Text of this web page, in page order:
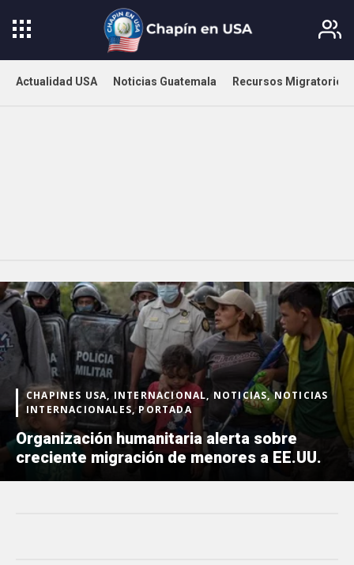
Actualidad USA Noticias Guatemala Recursos Migratorios
CHAPINES USA, INTERNACIONAL, NOTICIAS, NOTICIAS
INTERNACIONALES, PORTADA
Organización humanitaria alerta sobre
creciente migración de menores a EE.UU.